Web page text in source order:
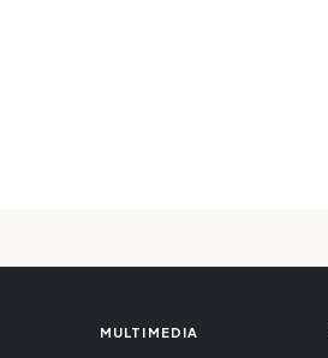
MULTIMEDIA